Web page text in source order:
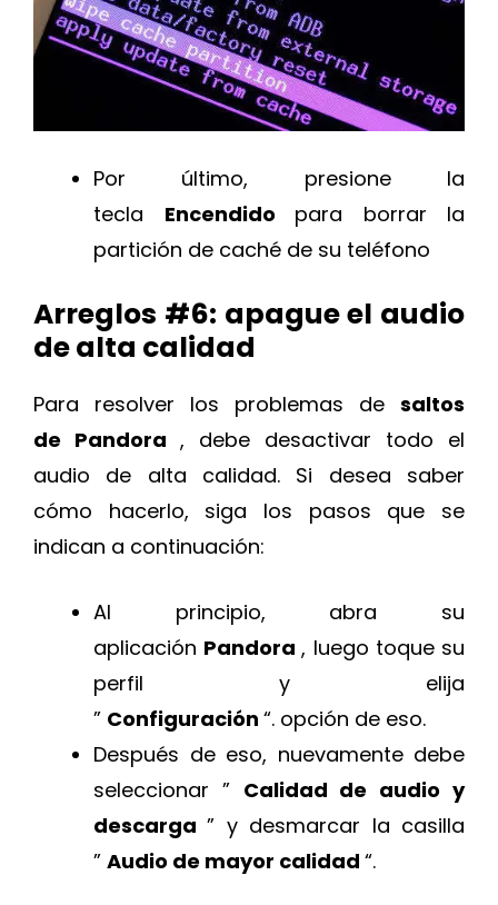
Por último, presione la
tecla Encendido para borrar la
partición de caché de su teléfono
Arreglos #6: apague el audio
de alta calidad
Para resolver los problemas de saltos
de Pandora , debe desactivar todo el
audio de alta calidad. Si desea saber
cómo hacerlo, siga los pasos que se
indican a continuación:
Al principio, abra su
aplicación Pandora, luego toque su
perfil y elija
” Configuración “. opción de eso.
Después de eso, nuevamente debe
seleccionar ” Calidad de audio y
descarga” y desmarcar la casilla
” Audio de mayor calidad “.